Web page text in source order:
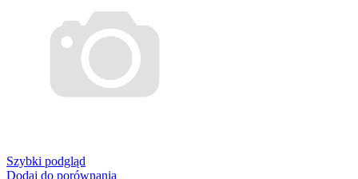
Szybki podgląd
Dodaj do porównania